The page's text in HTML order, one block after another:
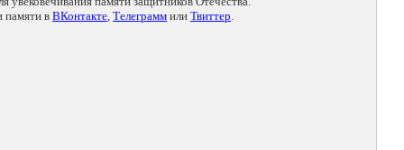
памяти в ВКонтакте, Телеграмм или Твиттер.